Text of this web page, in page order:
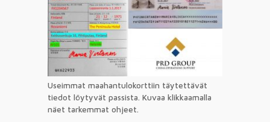
Useimmat maahantulokorttiin täytettävät
tiedot löytyvät passista. Kuvaa klikkaamalla
näet tarkemmat ohjeet.